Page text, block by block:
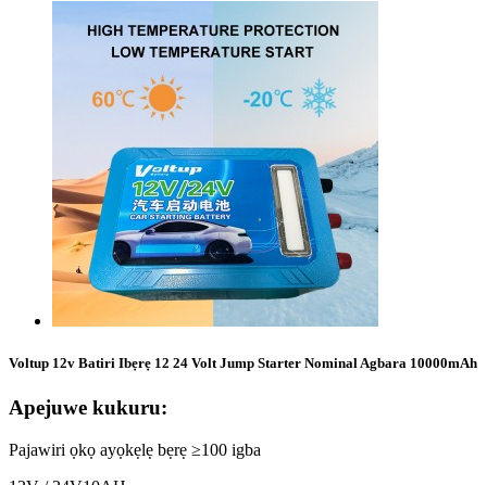
Voltup 12v Batiri Ibẹrẹ 12 24 Volt Jump Starter Nominal Agbara 10000mAh
Apejuwe kukuru:
Pajawiri ọkọ ayọkẹlẹ bẹrẹ ≥100 igba